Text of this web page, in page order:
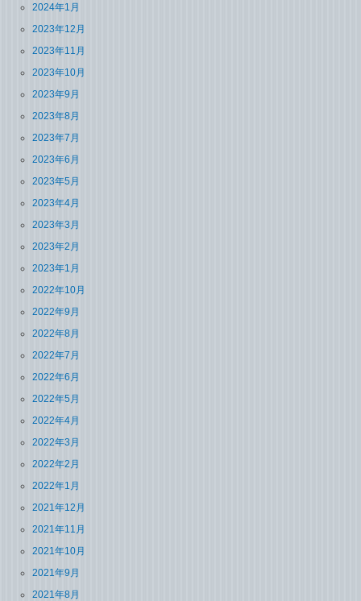
2024年1月
2023年12月
2023年11月
2023年10月
2023年9月
2023年8月
2023年7月
2023年6月
2023年5月
2023年4月
2023年3月
2023年2月
2023年1月
2022年10月
2022年9月
2022年8月
2022年7月
2022年6月
2022年5月
2022年4月
2022年3月
2022年2月
2022年1月
2021年12月
2021年11月
2021年10月
2021年9月
2021年8月